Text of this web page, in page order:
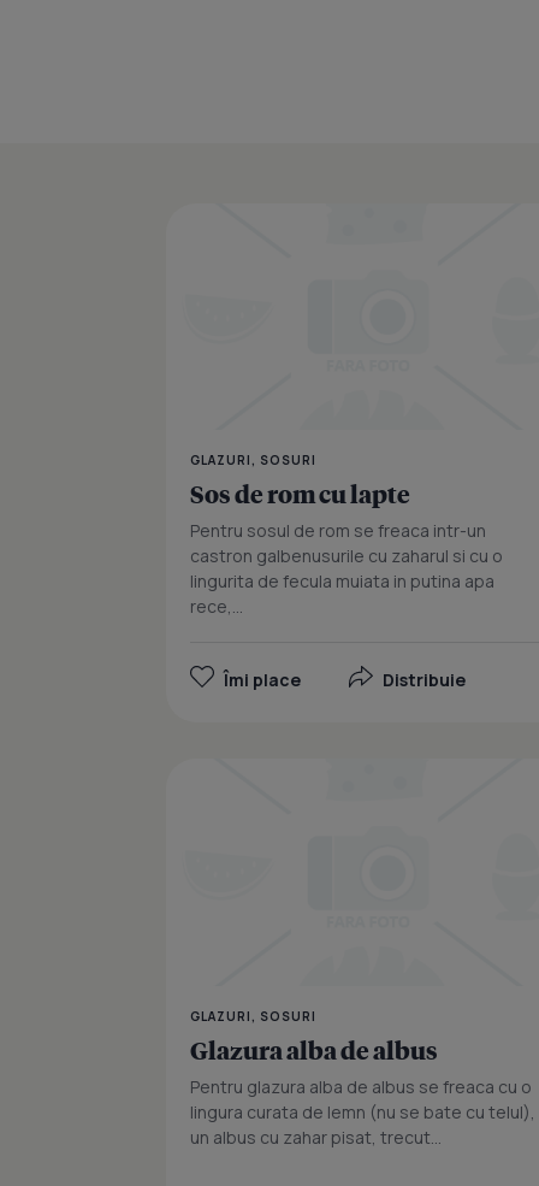
GLAZURI, SOSURI
Sos de rom cu lapte
Pentru sosul de rom se freaca intr-un
castron galbenusurile cu zaharul si cu o
lingurita de fecula muiata in putina apa
rece,...
Îmi place Distribuie
GLAZURI, SOSURI
Glazura alba de albus
Pentru glazura alba de albus se freaca cu o
lingura curata de lemn (nu se bate cu telul),
un albus cu zahar pisat, trecut...